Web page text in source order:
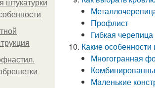
штукатурки
Профлист
Гибкая черепица
Какие особенности
Многогранная
Маленькие